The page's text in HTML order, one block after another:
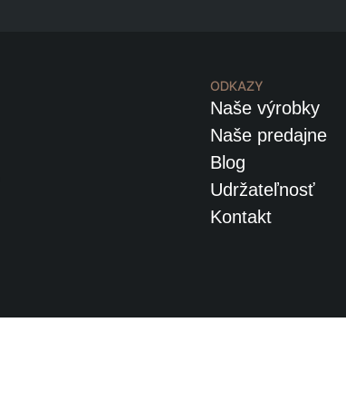
ODKAZY
Naše výrobky
Naše predajne
Blog
Udržateľnosť
Kontakt